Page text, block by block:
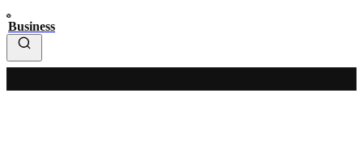
Business